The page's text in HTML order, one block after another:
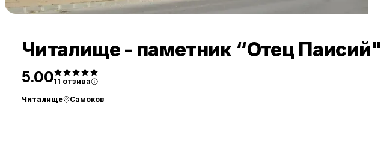
Читалище - паметник “Отец Паисий"
5.0011 отзива
Читалище
Самоков